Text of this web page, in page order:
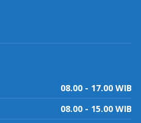
08.00 - 17.00 WIB
08.00 - 15.00 WIB